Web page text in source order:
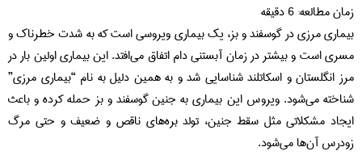
زمان مطالعه:6دقیقه
بیماری مرزی در گوسفند و بز، یک بیماری ویروسی است که به شدت خطرناک و
مسری است و بیشتر در زمان آبستنی دام اتفاق می‌افتد. این بیماری اولین بار در
مرز انگلستان و اسکاتلند شناسایی شد و به همین دلیل به نام “بیماری مرزی”
شناخته می‌شود. ویروس این بیماری به جنین گوسفند و بز حمله کرده و باعث
ایجاد مشکلاتی مثل سقط جنین، تولد بره‌های ناقص و ضعیف و حتی مرگ
زودرس آن‌ها می‌شود.